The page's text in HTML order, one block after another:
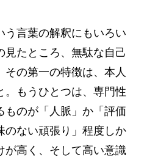
う言葉の解釈にもいろい
見たところ、無駄な自己
の第一の特徴は、本人
。もうひとつは、専門性
ものが「人脈」か「評価
のない頑張り」程度しか
が高く、そして高い意識